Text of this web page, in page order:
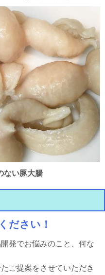
ない豚大腸
ださい！
発でお悩みのこと、何な
ご提案をさせていただき